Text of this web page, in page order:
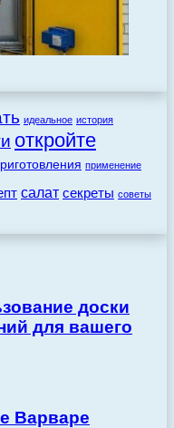
идеальное история
откройте
применение
салат секреты советы
доски
для вашего
Варваре